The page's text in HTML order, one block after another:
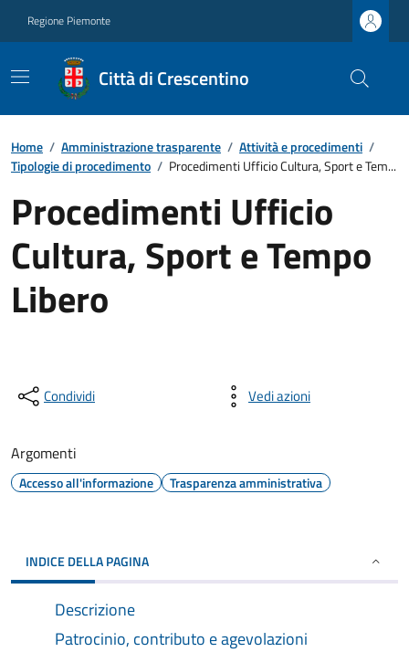
Regione Piemonte
Città di Crescentino
Home / Amministrazione trasparente / Attività e procedimenti /
Tipologie di procedimento / Procedimenti Ufficio Cultura, Sport e Tem...
Procedimenti Ufficio
Cultura, Sport e Tempo
Libero
Condividi Vedi azioni
Argomenti
Accesso all'informazione Trasparenza amministrativa
INDICE DELLA PAGINA
Descrizione
Patrocinio, contributo e agevolazioni